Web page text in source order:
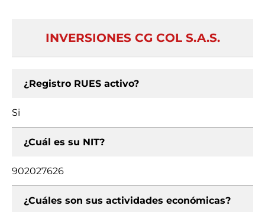
INVERSIONES CG COL S.A.S.
¿Registro RUES activo?
Si
¿Cuál es su NIT?
902027626
¿Cuáles son sus actividades económicas?